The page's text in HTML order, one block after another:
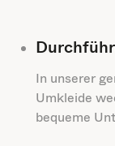
In unserer
Umkleide
bequeme